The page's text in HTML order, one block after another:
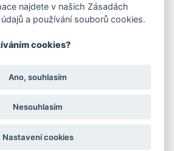
Kroměříž, 767 01
+420 725 017 295
najdete v našich Zásadách
a používání souborů cookies.
cookies?
Ano, souhlasím
Nesouhlasím
Nastavení cookies